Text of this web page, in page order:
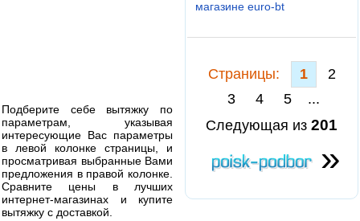
магазине euro-bt
Cтраницы: 1
2
3
4 5
...
Следующая из 201
»
Подберите себе вытяжку по
параметрам, указывая
интересующие Вас параметры
в левой колонке страницы, и
просматривая выбранные Вами
предложения в правой колонке.
Сравните цены в лучших
интернет-магазинах и купите
вытяжку с доставкой.